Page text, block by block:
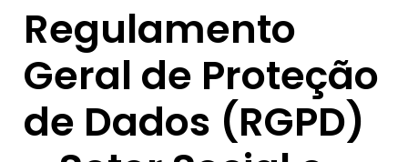
Regulamento
Geral de Proteção
de Dados (RGPD)